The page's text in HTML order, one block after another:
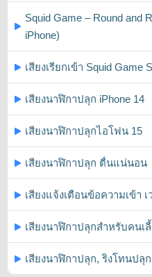
Squid Game – Round and
iPhone)
เสียงเรียกเข้า Squid Game
เสียงนาฬิกาปลุก iPhone 14
เสียงนาฬิกาปลุกไอโฟน 15
เสียงนาฬิกาปลุก ตื่นแน่นอน
เสียงแจ้งเตือนข้อความเข้า
เสียงนาฬิกาปลุกสำหรับคนเ
เสียงนาฬิกาปลุก, ริงโทนปลุก